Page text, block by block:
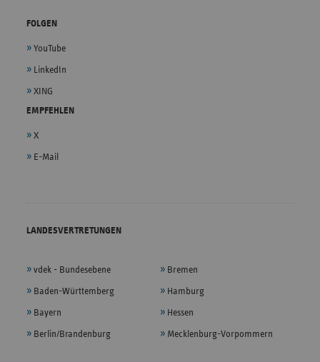
FOLGEN
YouTube
LinkedIn
XING
EMPFEHLEN
X
E-Mail
LANDESVERTRETUNGEN
vdek - Bundesebene
Baden-Württemberg
Bayern
Berlin/Brandenburg
Bremen
Hamburg
Hessen
Mecklenburg-Vorpommern